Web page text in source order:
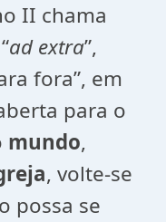
II chama
ad extra”,
fora”, em
para o
mundo,
, volte-se
possa se